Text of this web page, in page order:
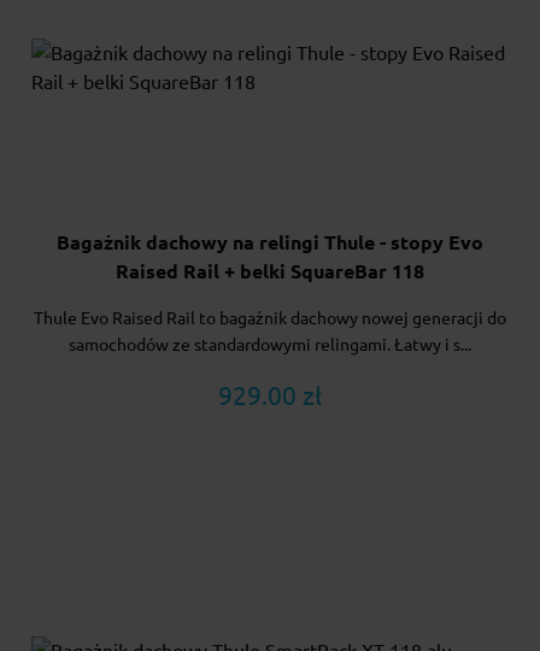
Bagażnik dachowy na relingi Thule - stopy Evo
Raised Rail + belki SquareBar 118
Thule Evo Raised Rail to bagażnik dachowy nowej generacji do
samochodów ze standardowymi relingami. Łatwy i s...
929.00 zł